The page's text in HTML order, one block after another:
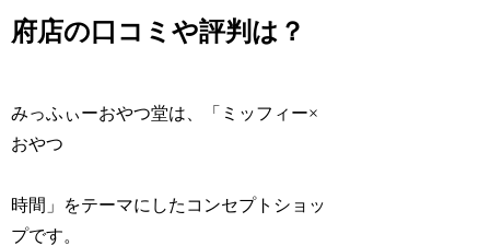
府店の口コミや評判は？
みっふぃーおやつ堂は、「ミッフィー×
おやつ
時間」をテーマにしたコンセプトショッ
プです。